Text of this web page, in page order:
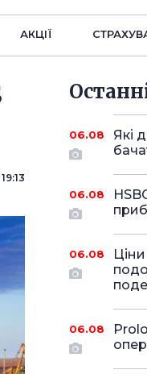
АКЦІЇ
06.08
Які
06.08
06.08
06.08